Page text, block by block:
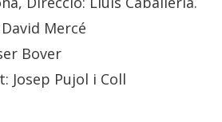
Mercé
Bover
Josep Pujol i Coll